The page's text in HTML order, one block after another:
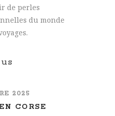
de perles
du monde
2025
CORSE